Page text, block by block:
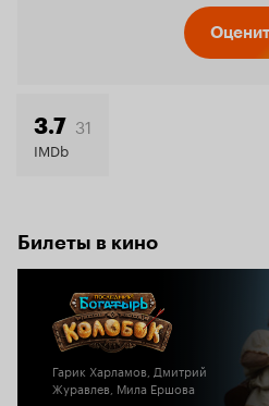
3.7 31
IMDb
Билеты в кино
Гарик Харламов, Дмитрий
Журавлев, Мила Ершова